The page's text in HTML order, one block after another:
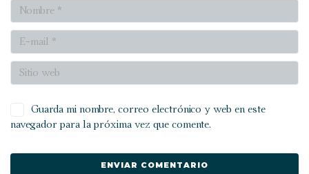
Guarda mi nombre, correo electrónico y web en este
navegador para la próxima vez que comente.